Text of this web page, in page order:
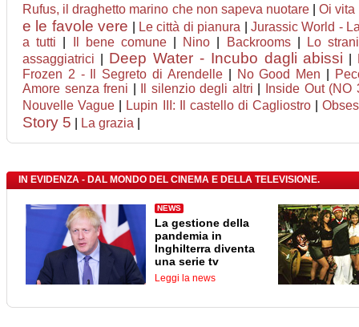
Rufus, il draghetto marino che non sapeva nuotare|Oi vita
e le favole vere Le città di pianura
Jurassic World -
a tutti
Il bene comune| Nino Backrooms|
Lo
assaggiatrici
Deep Water - Incubo dagli abissi
Frozen 2 - Il Segreto di Arendelle| No Good Men
Amore senza freni
Il silenzio degli altri
Inside Out (NO
Nouvelle Vague
Lupin III: Il castello di Cagliostro |
Story 5 La grazia
IN EVIDENZA - DAL MONDO DEL CINEMA E DELLA TELEVISIONE.
NEWS
La gestione della
pandemia in
Inghilterra diventa
una serie tv
Leggi la news